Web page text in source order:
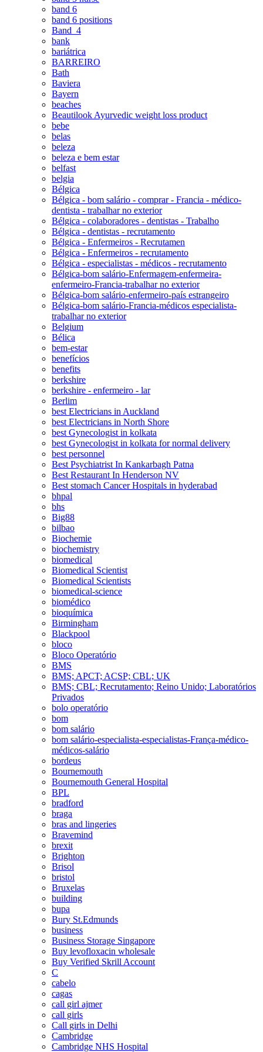
band 6
band 6 positions
Band_4
bank
bariátrica
BARREIRO
Bath
Baviera
Bayern
beaches
Beautilook Ayurvedic weight loss product
bebe
belas
beleza
beleza e bem estar
belfast
belgia
Bélgica
Bélgica - bom salário - comprar - Francia - médico-
dentista - trabalhar no exterior
Bélgica - colaboradores - dentistas - Trabalho
Bélgica - dentistas - recrutamento
Bélgica - Enfermeiros - Recrutamen
Bélgica - Enfermeiros - recrutamento
Bélgica - especialistas - médicos - recrutamento
Bélgica-bom salário-Enfermagem-enfermeira-
enfermeiro-Francia-trabalhar no exterior
Bélgica-bom salário-enfermeiro-país estrangeiro
Bélgica-bom salário-Francia-médicos especialista-
trabalhar no exterior
Belgium
Bélica
bem-estar
benefícios
benefits
berkshire
berkshire - enfermeiro - lar
Berlim
best Electricians in Auckland
best Electricians in North Shore
best Gynecologist in kolkata
best Gynecologist in kolkata for normal delivery
best personnel
Best Psychiatrist In Kankarbagh Patna
Best Restaurant In Henderson NV
Best stomach Cancer Hospitals in hyderabad
bhpal
bhs
Big88
bilbao
Biochemie
biochemistry
biomedical
Biomedical Scientist
Biomedical Scientists
biomedical-science
biomédico
bioquímica
Birmingham
Blackpool
bloco
Bloco Operatório
BMS
BMS; APCT; ACSP; CBL; UK
BMS; CBL; Recrutamento; Reino Unido; Laboratórios
Privados
bolo operatório
bom
bom salário
bom salário-especialista-especialistas-França-médico-
médicos-salário
bordeus
Bournemouth
Bournemouth General Hospital
BPL
bradford
braga
bras and lingeries
Bravemind
brexit
Brighton
Brisol
bristol
Bruxelas
building
bupa
Bury St.Edmunds
business
Business Storage Singapore
Buy levofloxacin wholesale
Buy Verified Skrill Account
C
cabelo
cagas
call girl ajmer
call girls
Call girls in Delhi
Cambridge
Cambridge NHS Hospital